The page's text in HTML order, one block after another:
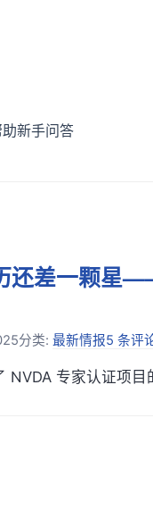
新手问答
还差一颗星
分类: 最新情报5 条评
专家认证项目